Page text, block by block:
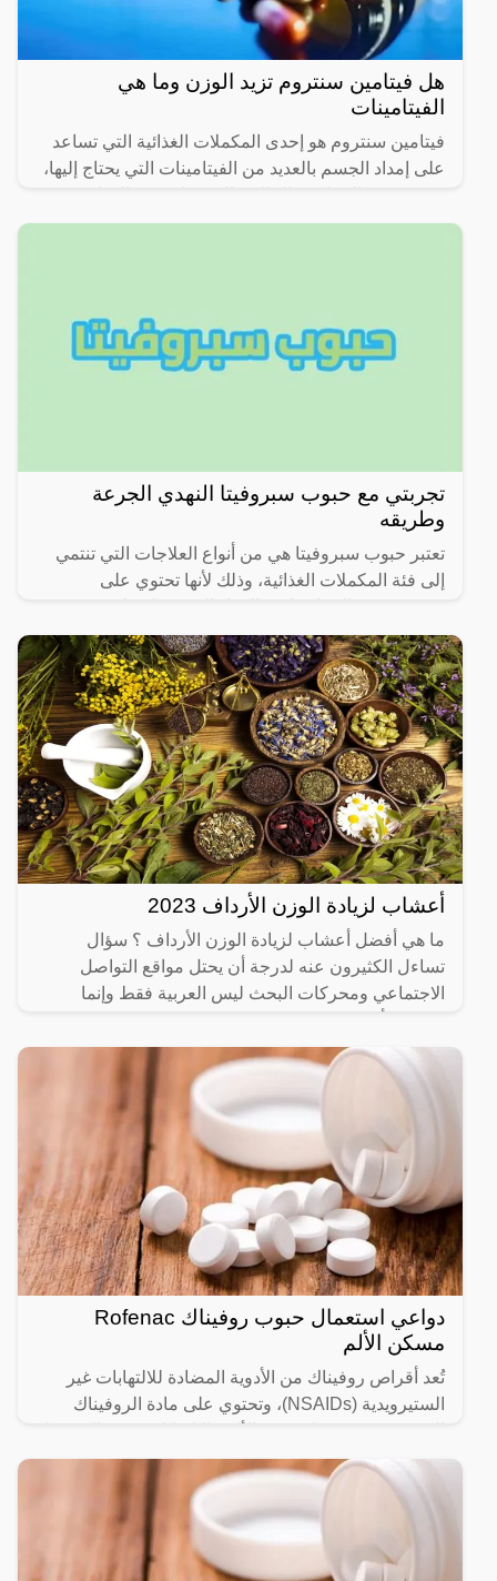
هل فيتامين سنتروم تزيد الوزن وما هي
الفيتامينات
فيتامين سنتروم هو إحدى المكملات الغذائية التي تساعد
على إمداد الجسم بالعديد من الفيتامينات التي يحتاج إليها،
تجربتي مع حبوب سبروفيتا النهدي الجرعة
وطريقه
تعتبر حبوب سبروفيتا هي من أنواع العلاجات التي تنتمي
إلى فئة المكملات الغذائية، وذلك لأنها تحتوي على
الشهية من
أعشاب لزيادة الوزن الأرداف 2023
ما هي أفضل أعشاب لزيادة الوزن الأرداف ؟ سؤال
تساءل الكثيرون عنه لدرجة أن يحتل مواقع التواصل
الاجتماعي ومحركات البحث ليس العربية فقط وإنما
دواعي استعمال حبوب روفيناك Rofenac
مسكن الألم
تُعد أقراص روفيناك من الأدوية المضادة للالتهابات غير
الستيرويدية (NSAIDs)، وتحتوي على مادة الروفيناك